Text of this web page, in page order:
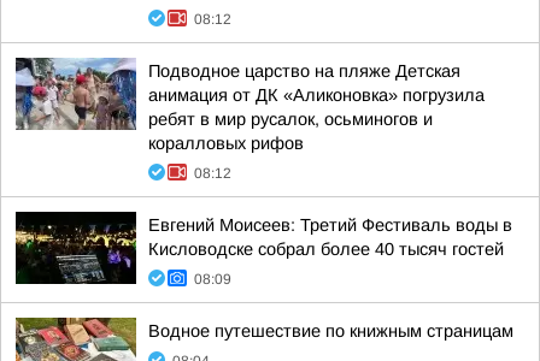
08:12
Подводное царство на пляже Детская
анимация от ДК «Аликоновка» погрузила
ребят в мир русалок, осьминогов и
коралловых рифов
08:12
Евгений Моисеев: Третий Фестиваль воды в
Кисловодске собрал более 40 тысяч гостей
08:09
Водное путешествие по книжным страницам